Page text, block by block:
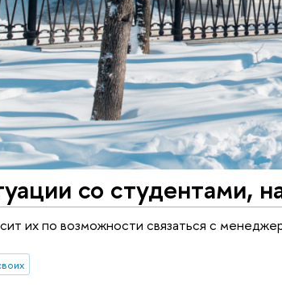
со студентами,
их по возможности связаться с